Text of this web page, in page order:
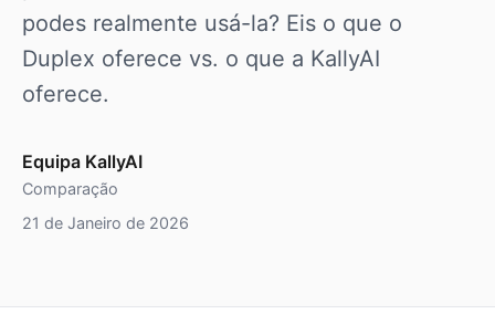
podes realmente usá-la? Eis o que o
Duplex oferece vs. o que a KallyAI
oferece.
Equipa KallyAI
Comparação
21 de Janeiro de 2026